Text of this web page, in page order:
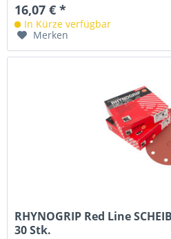
16,07 € *
In Kürze verfügbar
Merken
RHYNOGRIP Red Line
30 Stk.